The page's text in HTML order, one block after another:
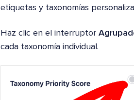
etiquetas y taxonomías
Haz clic en el interruptor
cada taxonomía individual.